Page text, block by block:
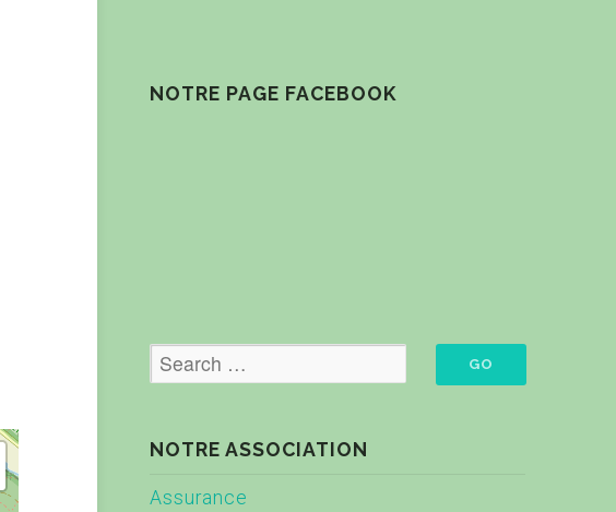
NOTRE PAGE FACEBOOK
NOTRE ASSOCIATION
Assurance